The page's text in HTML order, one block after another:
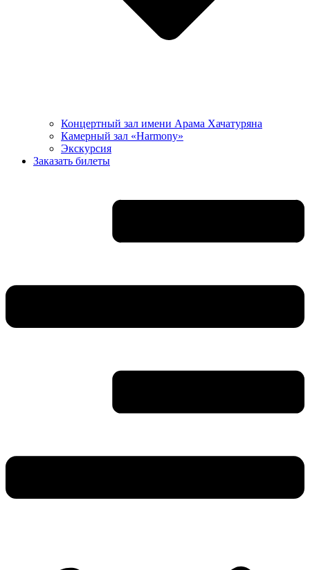
Концертный зал имени Арама Хачатуряна
Камерный зал «Harmony»
Экскурсия
Заказать билеты